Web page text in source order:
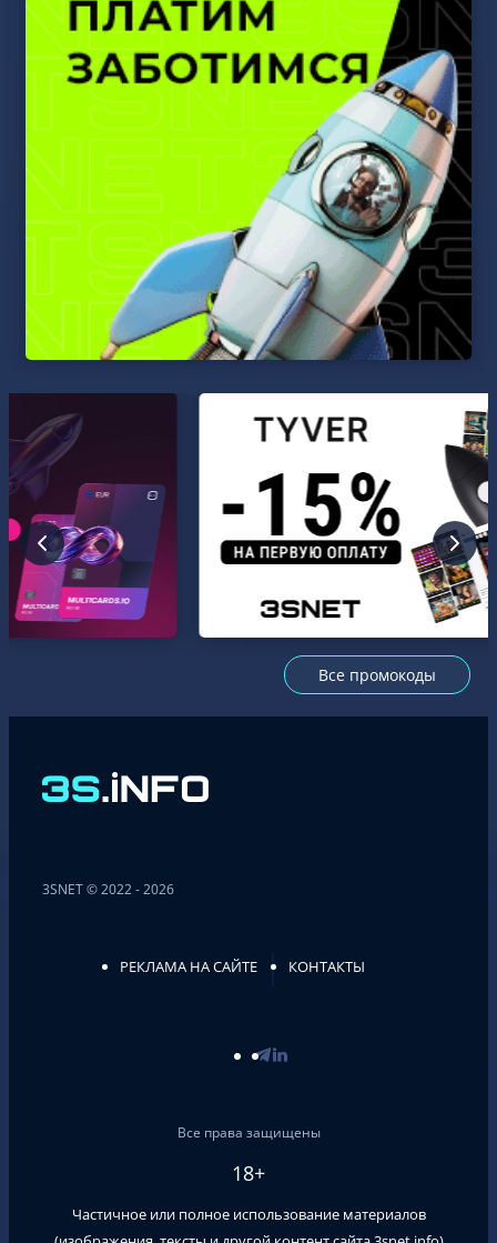
Все промокоды
3SNET © 2022 - 2026
РЕКЛАМА НА САЙТЕ КОНТАКТЫ
Все права защищены
18+
Частичное или полное использование материалов